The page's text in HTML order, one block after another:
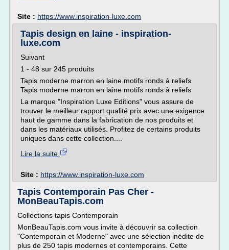
Site : https://www.inspiration-luxe.com
Tapis design en laine - inspiration-
luxe.com
Suivant
1 - 48 sur 245 produits
Tapis moderne marron en laine motifs ronds à reliefs
Tapis moderne marron en laine motifs ronds à reliefs
La marque "Inspiration Luxe Editions" vous assure de
trouver le meilleur rapport qualité prix avec une exigence
haut de gamme dans la fabrication de nos produits et
dans les matériaux utilisés. Profitez de certains produits
uniques dans cette collection....
Lire la suite
Site : https://www.inspiration-luxe.com
Tapis Contemporain Pas Cher -
MonBeauTapis.com
Collections tapis Contemporain
MonBeauTapis.com vous invite à découvrir sa collection
"Contemporain et Moderne" avec une sélection inédite de
plus de 250 tapis modernes et contemporains. Cette